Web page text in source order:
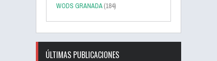
WODS GRANADA(184)
ÚLTIMAS PUBLICACIONES